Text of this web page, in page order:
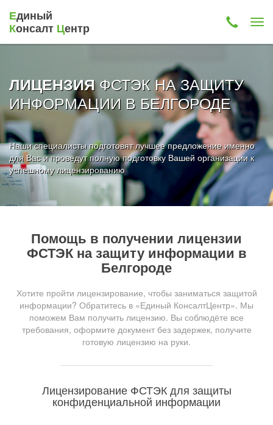
Единый
Консалт Центр
ЛИЦЕНЗИЯФСТЭК НА ЗАЩИТУ
ИНФОРМАЦИИ В БЕЛГОРОДЕ
Наши специалисты подготовят лучшее предложение именно
для Вас и проведут полную подготовку Вашей организации к
успешному лицензированию
Помощь в получении лицензии
ФСТЭК на защиту информации в
Белгороде
Хотите пройти лицензирование, чтобы заниматься защитой
информации? Обратитесь в «Единый КонсалтЦентр». Мы
поможем Вам получить лицензию. Вы соблюдёте все
требования, оформите документ без задержек, получите
готовую лицензию на руки.
Лицензирование ФСТЭК для защиты
конфиденциальной информации